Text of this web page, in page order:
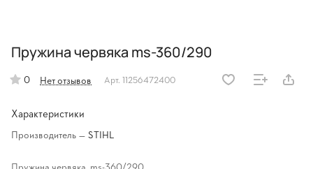
Пружина червяка ms-360/290
0 Нет отзывов Арт. 11256472400
Характеристики
Производитель — STIHL